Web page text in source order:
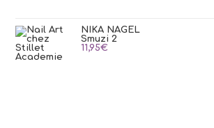
NIKA NAGEL
Smuzi 2
11,95€